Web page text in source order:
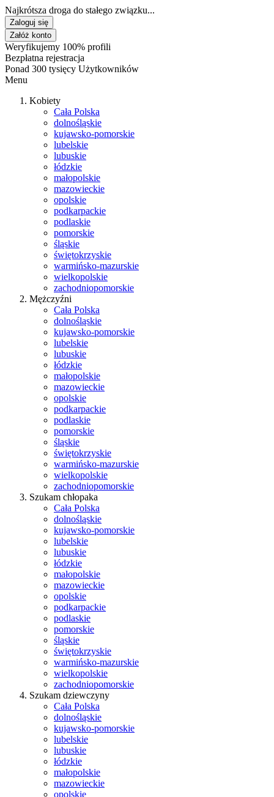
Najkrótsza droga do stałego związku...
Zaloguj się
Załóż konto
Weryfikujemy 100% profili
Bezpłatna rejestracja
Ponad 300 tysięcy Użytkowników
Menu
Kobiety
Cała Polska
dolnośląskie
kujawsko-pomorskie
lubelskie
lubuskie
łódzkie
małopolskie
mazowieckie
opolskie
podkarpackie
podlaskie
pomorskie
śląskie
świętokrzyskie
warmińsko-mazurskie
wielkopolskie
zachodniopomorskie
Mężczyźni
Cała Polska
dolnośląskie
kujawsko-pomorskie
lubelskie
lubuskie
łódzkie
małopolskie
mazowieckie
opolskie
podkarpackie
podlaskie
pomorskie
śląskie
świętokrzyskie
warmińsko-mazurskie
wielkopolskie
zachodniopomorskie
Szukam chłopaka
Cała Polska
dolnośląskie
kujawsko-pomorskie
lubelskie
lubuskie
łódzkie
małopolskie
mazowieckie
opolskie
podkarpackie
podlaskie
pomorskie
śląskie
świętokrzyskie
warmińsko-mazurskie
wielkopolskie
zachodniopomorskie
Szukam dziewczyny
Cała Polska
dolnośląskie
kujawsko-pomorskie
lubelskie
lubuskie
łódzkie
małopolskie
mazowieckie
opolskie